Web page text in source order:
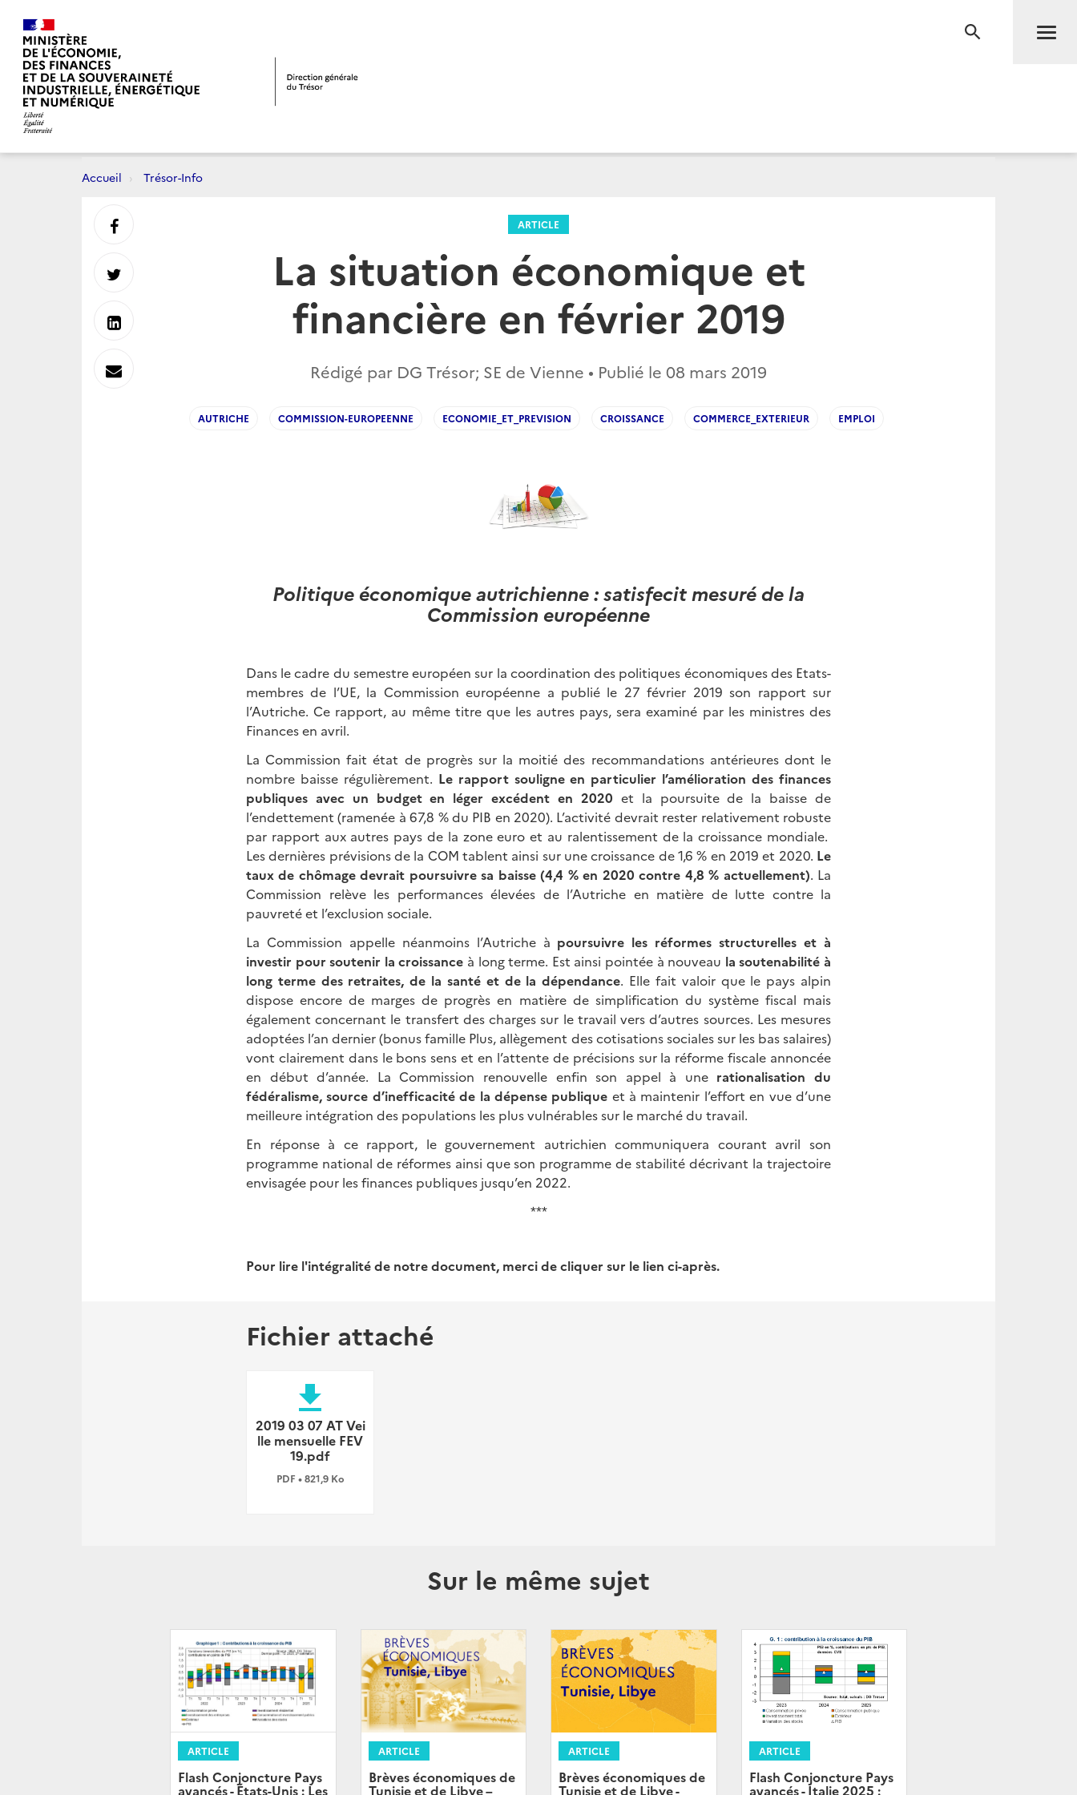
RECHERCHE
Accueil Trésor-Info
ARTICLE
La situation économique et
financière en février 2019
Rédigé par DG Trésor; SE de Vienne • Publié le 08 mars 2019
AUTRICHE COMMISSION-EUROPEENNE ECONOMIE_ET_PREVISION CROISSANCE COMMERCE_EXTERIEUR EMPLOI
Politique économique autrichienne : satisfecit mesuré de la
Commission européenne
Dans le cadre du semestre européen sur la coordination des politiques économiques des Etats-
membres de l’UE, la Commission européenne a publié le 27 février 2019 son rapport sur
l’Autriche. Ce rapport, au même titre que les autres pays, sera examiné par les ministres des
Finances en avril.
La Commission fait état de progrès sur la moitié des recommandations antérieures dont le
nombre baisse régulièrement. Le rapport souligne en particulier l’amélioration des finances
publiques avec un budget en léger excédent en 2020 et la poursuite de la baisse de
l’endettement (ramenée à 67,8 % du PIB en 2020). L’activité devrait rester relativement robuste
par rapport aux autres pays de la zone euro et au ralentissement de la croissance mondiale.
Les dernières prévisions de la COM tablent ainsi sur une croissance de 1,6 % en 2019 et 2020. Le
taux de chômage devrait poursuivre sa baisse (4,4 % en 2020 contre 4,8 % actuellement). La
Commission relève les performances élevées de l’Autriche en matière de lutte contre la
pauvreté et l’exclusion sociale.
La Commission appelle néanmoins l’Autriche à poursuivre les réformes structurelles et à
investir pour soutenir la croissance à long terme. Est ainsi pointée à nouveau la soutenabilité à
long terme des retraites, de la santé et de la dépendance. Elle fait valoir que le pays alpin
dispose encore de marges de progrès en matière de simplification du système fiscal mais
également concernant le transfert des charges sur le travail vers d’autres sources. Les mesures
adoptées l’an dernier (bonus famille Plus, allègement des cotisations sociales sur les bas salaires)
vont clairement dans le bons sens et en l’attente de précisions sur la réforme fiscale annoncée
en début d’année. La Commission renouvelle enfin son appel à une rationalisation du
fédéralisme, source d’inefficacité de la dépense publique et à maintenir l’effort en vue d’une
meilleure intégration des populations les plus vulnérables sur le marché du travail.
En réponse à ce rapport, le gouvernement autrichien communiquera courant avril son
programme national de réformes ainsi que son programme de stabilité décrivant la trajectoire
envisagée pour les finances publiques jusqu’en 2022.
***
Pour lire l'intégralité de notre document, merci de cliquer sur le lien ci-après.
Fichier attaché
file_download
2019 03 07 AT Vei
lle mensuelle FEV
19.pdf
PDF • 821,9 Ko
Sur le même sujet
ARTICLE
Flash Conjoncture Pays
avancés - États-Unis : Les
ARTICLE
Brèves économiques de
Tunisie et de Libye –
ARTICLE
Brèves économiques de
Tunisie et de Libye -
ARTICLE
Flash Conjoncture Pays
avancés - Italie 2025 :
Partager
sur
Partager
sur
Partager
sur
Envoyer